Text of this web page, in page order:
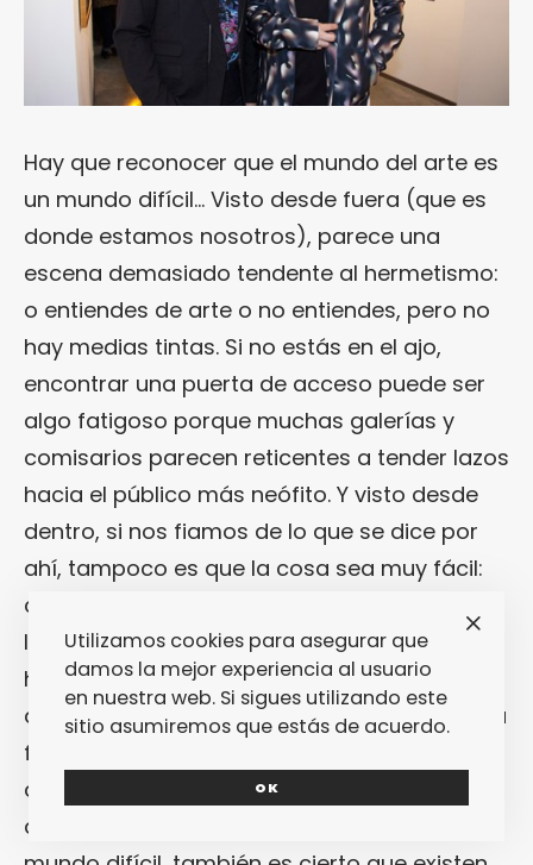
Hay que reconocer que el mundo del arte es
un mundo difícil… Visto desde fuera (que es
donde estamos nosotros), parece una
escena demasiado tendente al hermetismo:
o entiendes de arte o no entiendes, pero no
hay medias tintas. Si no estás en el ajo,
encontrar una puerta de acceso puede ser
algo fatigoso porque muchas galerías y
comisarios parecen reticentes a tender lazos
hacia el público más neófito. Y visto desde
dentro, si nos fiamos de lo que se dice por
ahí, tampoco es que la cosa sea muy fácil:
como ocurre en muchas de estas escenas,
la endogamia es una tendencia que aquí
hace estragos. Así que es difícil que entren
aires nuevos que otorguen un poco de brío a
formatos arcaicos y conceptos desfasados
que se niegan a ser renovados. Por suerte, y
aunque puede que el mundo del arte sea un
Utilizamos cookies para asegurar que
damos la mejor experiencia al usuario
en nuestra web. Si sigues utilizando este
sitio asumiremos que estás de acuerdo.
OK